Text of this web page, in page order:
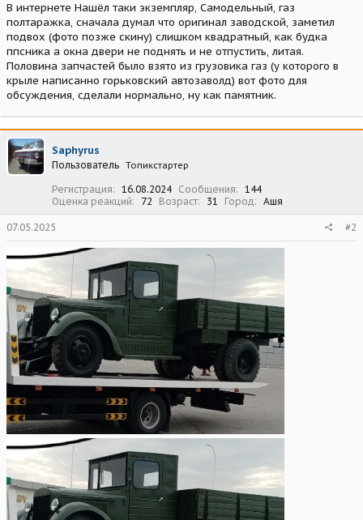
В интернете Нашёл таки экземпляр, Самодельный, газ
полтаражка, сначала думал что оригинал заводской, заметил
подвох (фото позже скину) слишком квадратный, как будка
ппсника а окна двери не поднять и не отпустить, литая.
Половина запчастей было взято из грузовика газ (у которого в
крыле написанно горьковский автозаволд) вот фото для
обсуждения, сделали нормально, ну как памятник.
Saphyrus
Пользователь Топикстартер
Регистрация 16.08.2024 Сообщения
144
Оценка реакций
72 Возраст 31 Город Ашя
07.05.2025 #2